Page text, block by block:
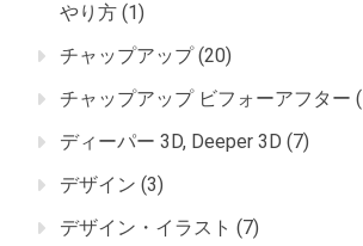
やり方 (1)
チャップアップ(20)
チャップアップ ビフォーアフター
ディーパー 3D, Deeper 3D (7)
デザイン (3)
デザイン・イラスト (7)